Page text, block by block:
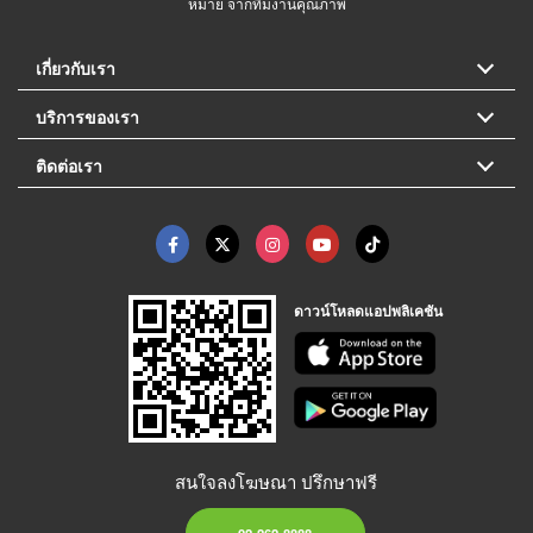
เกี่ยวกับเรา
บริการของเรา
ติดต่อเรา
ดาวน์โหลดแอปพลิเคชัน
สนใจลงโฆษณา ปรึกษาฟรี